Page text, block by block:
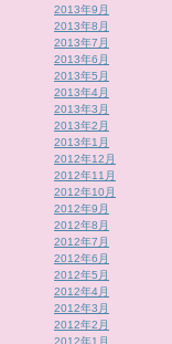
2013年9月
2013年8月
2013年7月
2013年6月
2013年5月
2013年4月
2013年3月
2013年2月
2013年1月
2012年12月
2012年11月
2012年10月
2012年9月
2012年8月
2012年7月
2012年6月
2012年5月
2012年4月
2012年3月
2012年2月
2012年1月